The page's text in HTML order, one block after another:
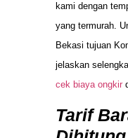
kami dengan
yang termurah.
Bekasi tujuan
jelaskan
cek biaya ongkir
Tarif